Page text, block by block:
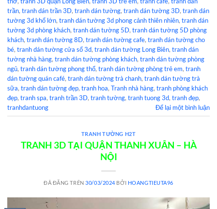
trần, tranh dán trần 3D, tranh dán tường, tranh dán tường 3D, tranh dán
tường 3d khổ lớn, tranh dán tường 3d phong cảnh thiên nhiên, tranh dán
tường 3d phòng khách, tranh dán tường 5D, tranh dán tường 5D phòng
khách, tranh dán tường 8D, tranh dán tường cafe, tranh dán tường cho
bé, tranh dán tường cửa sổ 3d, tranh dán tường Long Biên, tranh dán
tường nhà hàng, tranh dán tường phòng khách, tranh dán tường phòng
ngủ, tranh dán tường phong thổ, tranh dán tường phòng trẻ em, tranh
dán tường quán café, tranh dán tường trà chanh, tranh dán tường trà
sữa, tranh dán tường đẹp, tranh hoa, Tranh nhà hàng, tranh phòng khách
đẹp, tranh spa, tranh trần 3D, tranh tường, tranh tuong 3d, tranh đẹp,
tranhdantuong
Để lại một bình luận
TRANH TƯỜNG H2T
TRANH 3D TẠI QUẬN THANH XUÂN – HÀ
NỘI
ĐÃ ĐĂNG TRÊN30/03/2024 BỞI HOANGTIEUTA96